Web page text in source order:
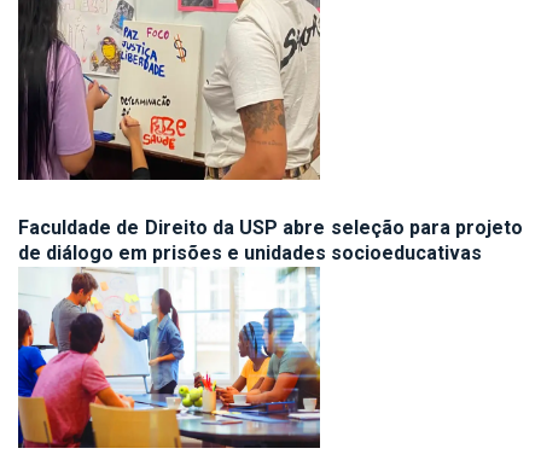
Faculdade de Direito da USP abre seleção para projeto
de diálogo em prisões e unidades socioeducativas